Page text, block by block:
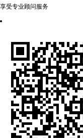
享受专业顾问服务